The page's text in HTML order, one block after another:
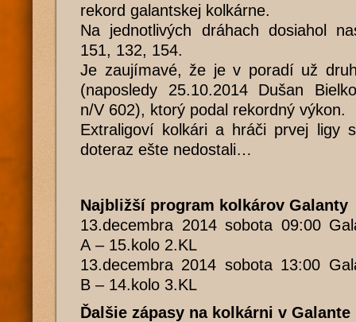
rekord galantskej kolkárne.
Na jednotlivých dráhach dosiahol
151, 132, 154.
Je zaujímavé, že je v poradí už
(naposledy 25.10.2014 Dušan
n/V 602), ktorý podal rekordný výkon.
Extraligoví kolkári a hráči prvej ligy
doteraz ešte nedostali…
Najbližší program kolkárov Galanty
13.decembra 2014 sobota 09:00
A – 15.kolo 2.KL
13.decembra 2014 sobota 13:00
B – 14.kolo 3.KL
Ďalšie zápasy na kolkárni v Galante